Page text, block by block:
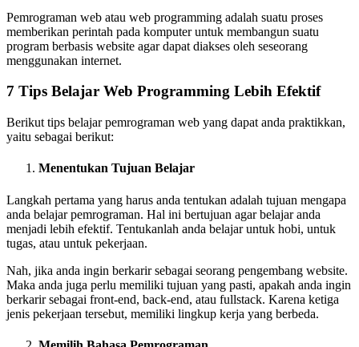
Pemrograman web atau web programming adalah suatu proses
memberikan perintah pada komputer untuk membangun suatu
program berbasis website agar dapat diakses oleh seseorang
menggunakan internet.
7 Tips Belajar Web Programming Lebih Efektif
Berikut tips belajar pemrograman web yang dapat anda praktikkan,
yaitu sebagai berikut:
Menentukan Tujuan Belajar
Langkah pertama yang harus anda tentukan adalah tujuan mengapa
anda belajar pemrograman. Hal ini bertujuan agar belajar anda
menjadi lebih efektif. Tentukanlah anda belajar untuk hobi, untuk
tugas, atau untuk pekerjaan.
Nah, jika anda ingin berkarir sebagai seorang pengembang website.
Maka anda juga perlu memiliki tujuan yang pasti, apakah anda ingin
berkarir sebagai front-end, back-end, atau fullstack. Karena ketiga
jenis pekerjaan tersebut, memiliki lingkup kerja yang berbeda.